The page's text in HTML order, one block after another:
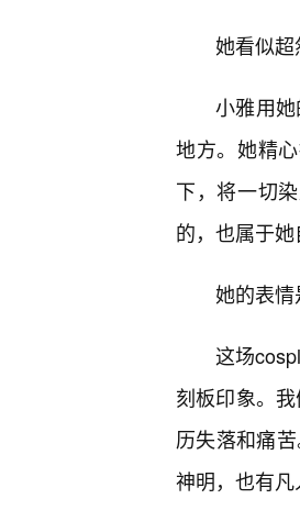
她看似超
小雅用
地方。她精
下，将一切
的，也属于她
她的表情
这场
刻板印象。
历失落和痛
神明，也有凡